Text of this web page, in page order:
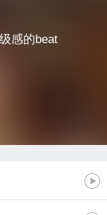
感的beat